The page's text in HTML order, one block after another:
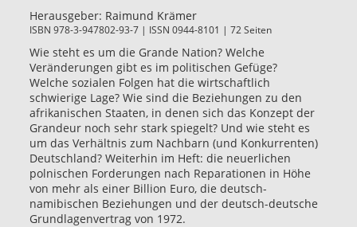
Herausgeber: Raimund Krämer
ISBN 978-3-947802-93-7 | ISSN 0944-8101 | 72 Seiten
Wie steht es um die Grande Nation? Welche
Veränderungen gibt es im politischen Gefüge?
Welche sozialen Folgen hat die wirtschaftlich
schwierige Lage? Wie sind die Beziehungen zu den
afrikanischen Staaten, in denen sich das Konzept der
Grandeur noch sehr stark spiegelt? Und wie steht es
um das Verhältnis zum Nachbarn (und Konkurrenten)
Deutschland? Weiterhin im Heft: die neuerlichen
polnischen Forderungen nach Reparationen in Höhe
von mehr als einer Billion Euro, die deutsch-
namibischen Beziehungen und der deutsch-deutsche
Grundlagenvertrag von 1972.